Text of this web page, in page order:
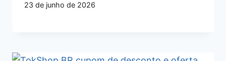
23 de junho de 2026